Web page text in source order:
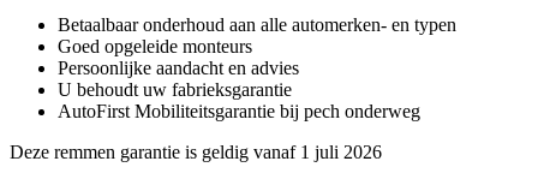
Betaalbaar onderhoud aan alle automerken- en typen
Goed opgeleide monteurs
Persoonlijke aandacht en advies
U behoudt uw fabrieksgarantie
AutoFirst Mobiliteitsgarantie bij pech onderweg
Deze remmen garantie is geldig vanaf 1 juli 2026